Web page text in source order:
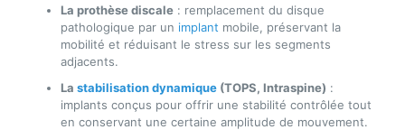
La prothèse discale: remplacement du disque
pathologique par un implant mobile, préservant la
mobilité et réduisant le stress sur les segments
adjacents.
La stabilisation dynamique(TOPS, Intraspine) :
implants conçus pour offrir une stabilité contrôlée tout
en conservant une certaine amplitude de mouvement.